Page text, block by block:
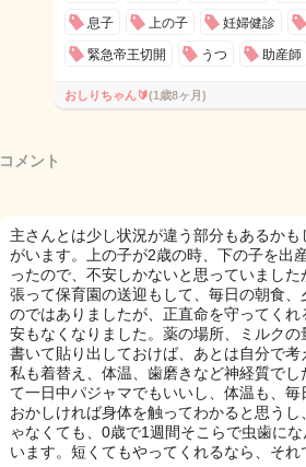
息子 上の子 妊婦健診
緊急帝王切開 うつ 助産師
おしりちゃん🔰(1歳8ヶ月)
コメント
主さんとは少し状況が違う部分もあるか
がいます。上の子が2歳の時、下の子を出
ったので、不安しかないと思っていまし
張って保育園の送迎もして、毎日の朝食
のではありましたが、正直命を守ってく
安もなくなりました。薬の場所、ミルク
書いて貼り出しておけば、あとは自分で考
私も着替え、体温、歯磨きなど神経質でし
て一日中パジャマでもいいし、体温も、
おかしければ身体を触ってわかると思う
ゃなくても、0歳で1週間そこらで虫歯に
います。短くてもやってくれるなら、それ